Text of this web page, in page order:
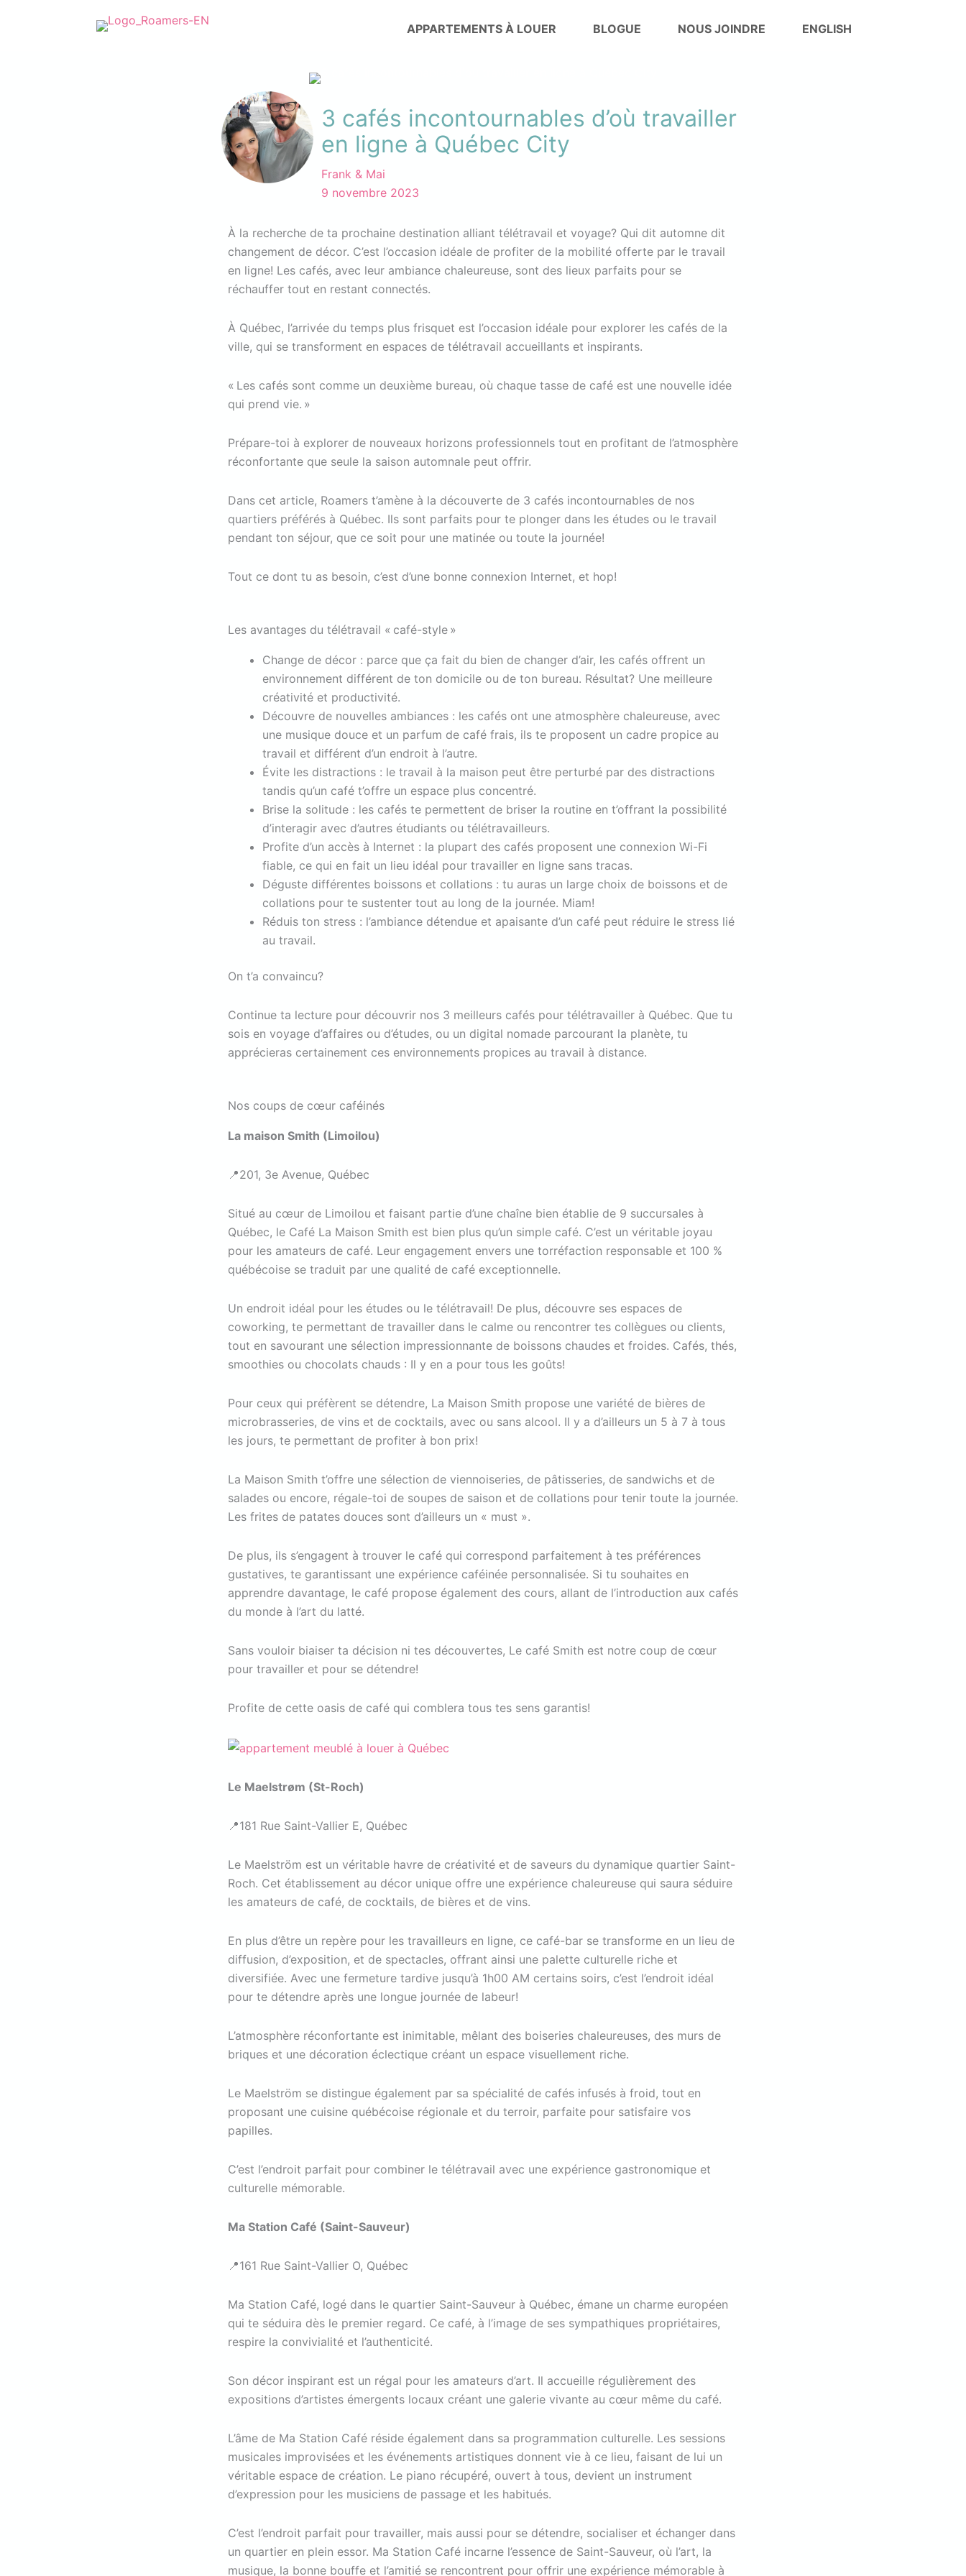
APPARTEMENTS À LOUER BLOGUE NOUS JOINDRE ENGLISH
3 cafés incontournables d’où travailler
en ligne à Québec City
Frank & Mai
9 novembre 2023
À la recherche de ta prochaine destination alliant télétravail et voyage? Qui dit automne dit
changement de décor. C’est l’occasion idéale de profiter de la mobilité offerte par le travail
en ligne! Les cafés, avec leur ambiance chaleureuse, sont des lieux parfaits pour se
réchauffer tout en restant connectés.
À Québec, l’arrivée du temps plus frisquet est l’occasion idéale pour explorer les cafés de la
ville, qui se transforment en espaces de télétravail accueillants et inspirants.
« Les cafés sont comme un deuxième bureau, où chaque tasse de café est une nouvelle idée
qui prend vie. »
Prépare-toi à explorer de nouveaux horizons professionnels tout en profitant de l’atmosphère
réconfortante que seule la saison automnale peut offrir.
Dans cet article, Roamers t’amène à la découverte de 3 cafés incontournables de nos
quartiers préférés à Québec. Ils sont parfaits pour te plonger dans les études ou le travail
pendant ton séjour, que ce soit pour une matinée ou toute la journée!
Tout ce dont tu as besoin, c’est d’une bonne connexion Internet, et hop!
Les avantages du télétravail « café-style »
Change de décor : parce que ça fait du bien de changer d’air, les cafés offrent un
environnement différent de ton domicile ou de ton bureau. Résultat? Une meilleure
créativité et productivité.
Découvre de nouvelles ambiances : les cafés ont une atmosphère chaleureuse, avec
une musique douce et un parfum de café frais, ils te proposent un cadre propice au
travail et différent d’un endroit à l’autre.
Évite les distractions : le travail à la maison peut être perturbé par des distractions
tandis qu’un café t’offre un espace plus concentré.
Brise la solitude : les cafés te permettent de briser la routine en t’offrant la possibilité
d’interagir avec d’autres étudiants ou télétravailleurs.
Profite d’un accès à Internet : la plupart des cafés proposent une connexion Wi-Fi
fiable, ce qui en fait un lieu idéal pour travailler en ligne sans tracas.
Déguste différentes boissons et collations : tu auras un large choix de boissons et de
collations pour te sustenter tout au long de la journée. Miam!
Réduis ton stress : l’ambiance détendue et apaisante d’un café peut réduire le stress lié
au travail.
On t’a convaincu?
Continue ta lecture pour découvrir nos 3 meilleurs cafés pour télétravailler à Québec. Que tu
sois en voyage d’affaires ou d’études, ou un digital nomade parcourant la planète, tu
apprécieras certainement ces environnements propices au travail à distance.
Nos coups de cœur caféinés
La maison Smith (Limoilou)
📍201, 3e Avenue, Québec
Situé au cœur de Limoilou et faisant partie d’une chaîne bien établie de 9 succursales à
Québec, le Café La Maison Smith est bien plus qu’un simple café. C’est un véritable joyau
pour les amateurs de café. Leur engagement envers une torréfaction responsable et 100 %
québécoise se traduit par une qualité de café exceptionnelle.
Un endroit idéal pour les études ou le télétravail! De plus, découvre ses espaces de
coworking, te permettant de travailler dans le calme ou rencontrer tes collègues ou clients,
tout en savourant une sélection impressionnante de boissons chaudes et froides. Cafés, thés,
smoothies ou chocolats chauds : Il y en a pour tous les goûts!
Pour ceux qui préfèrent se détendre, La Maison Smith propose une variété de bières de
microbrasseries, de vins et de cocktails, avec ou sans alcool. Il y a d’ailleurs un 5 à 7 à tous
les jours, te permettant de profiter à bon prix!
La Maison Smith t’offre une sélection de viennoiseries, de pâtisseries, de sandwichs et de
salades ou encore, régale-toi de soupes de saison et de collations pour tenir toute la journée.
Les frites de patates douces sont d’ailleurs un « must ».
De plus, ils s’engagent à trouver le café qui correspond parfaitement à tes préférences
gustatives, te garantissant une expérience caféinée personnalisée. Si tu souhaites en
apprendre davantage, le café propose également des cours, allant de l’introduction aux cafés
du monde à l’art du latté.
Sans vouloir biaiser ta décision ni tes découvertes, Le café Smith est notre coup de cœur
pour travailler et pour se détendre!
Profite de cette oasis de café qui comblera tous tes sens garantis!
Le Maelstrøm (St-Roch)
📍181 Rue Saint-Vallier E, Québec
Le Maelström est un véritable havre de créativité et de saveurs du dynamique quartier Saint-
Roch. Cet établissement au décor unique offre une expérience chaleureuse qui saura séduire
les amateurs de café, de cocktails, de bières et de vins.
En plus d’être un repère pour les travailleurs en ligne, ce café-bar se transforme en un lieu de
diffusion, d’exposition, et de spectacles, offrant ainsi une palette culturelle riche et
diversifiée. Avec une fermeture tardive jusqu’à 1h00 AM certains soirs, c’est l’endroit idéal
pour te détendre après une longue journée de labeur!
L’atmosphère réconfortante est inimitable, mêlant des boiseries chaleureuses, des murs de
briques et une décoration éclectique créant un espace visuellement riche.
Le Maelström se distingue également par sa spécialité de cafés infusés à froid, tout en
proposant une cuisine québécoise régionale et du terroir, parfaite pour satisfaire vos
papilles.
C’est l’endroit parfait pour combiner le télétravail avec une expérience gastronomique et
culturelle mémorable.
Ma Station Café (Saint-Sauveur)
📍161 Rue Saint-Vallier O, Québec
Ma Station Café, logé dans le quartier Saint-Sauveur à Québec, émane un charme européen
qui te séduira dès le premier regard. Ce café, à l’image de ses sympathiques propriétaires,
respire la convivialité et l’authenticité.
Son décor inspirant est un régal pour les amateurs d’art. Il accueille régulièrement des
expositions d’artistes émergents locaux créant une galerie vivante au cœur même du café.
L’âme de Ma Station Café réside également dans sa programmation culturelle. Les sessions
musicales improvisées et les événements artistiques donnent vie à ce lieu, faisant de lui un
véritable espace de création. Le piano récupéré, ouvert à tous, devient un instrument
d’expression pour les musiciens de passage et les habitués.
C’est l’endroit parfait pour travailler, mais aussi pour se détendre, socialiser et échanger dans
un quartier en plein essor. Ma Station Café incarne l’essence de Saint-Sauveur, où l’art, la
musique, la bonne bouffe et l’amitié se rencontrent pour offrir une expérience mémorable à